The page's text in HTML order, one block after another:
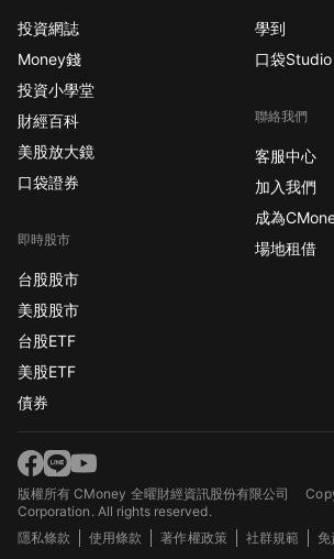
投資網誌
Money錢
投資小學堂
財經百科
美股放大鏡
口袋證券
即時股市
台股股市
美股股市
台股ETF
美股ETF
債券
學到
口袋Studio
聯絡我們
客服中心
加入我們
成為
場地租借
版權所有 CMoney 全曜財經資訊股份有限公司
Corporation. All rights reserved.
隱私條款
使用條款 著作權政策 社群規範 免